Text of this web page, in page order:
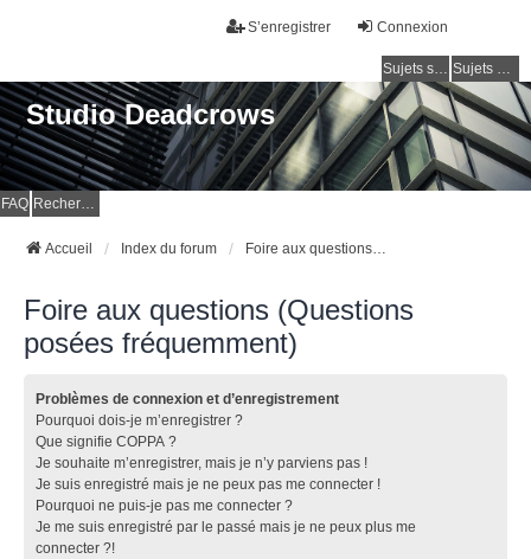
Connexion
S’enregistrer
Sujets sans réponse Sujets actifs
Studio Deadcrows
FAQ Rechercher
Accueil Index du forum Foire aux questions (Questions posées fréquemment)
Foire aux questions (Questions
posées fréquemment)
Problèmes de connexion et d’enregistrement
Pourquoi dois-je m’enregistrer ?
Que signifie COPPA ?
Je souhaite m’enregistrer, mais je n’y parviens pas !
Je suis enregistré mais je ne peux pas me connecter !
Pourquoi ne puis-je pas me connecter ?
Je me suis enregistré par le passé mais je ne peux plus me
connecter ?!